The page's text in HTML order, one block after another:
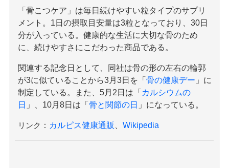
「骨こつケア」は毎日続けやすい粒タイプのサプリ
メント。1日の摂取目安量は3粒となっており、30日
分が入っている。健康的な生活に大切な骨のため
に、続けやすさにこだわった商品である。
関連する記念日として、同社は骨の形の左右の輪郭
が3に似ていることから3月3日を「 骨の健康デー 」に
制定している。また、5月2日は「 カルシウムの
日 」、10月8日は「 骨と関節の日 」になっている。
リンク ： カルピス健康通販 、 Wikipedia